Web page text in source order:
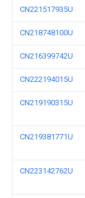
CN221517935U
CN218748100U
CN216399742U
CN222194015U
CN219190315U
CN219381771U
CN223142762U